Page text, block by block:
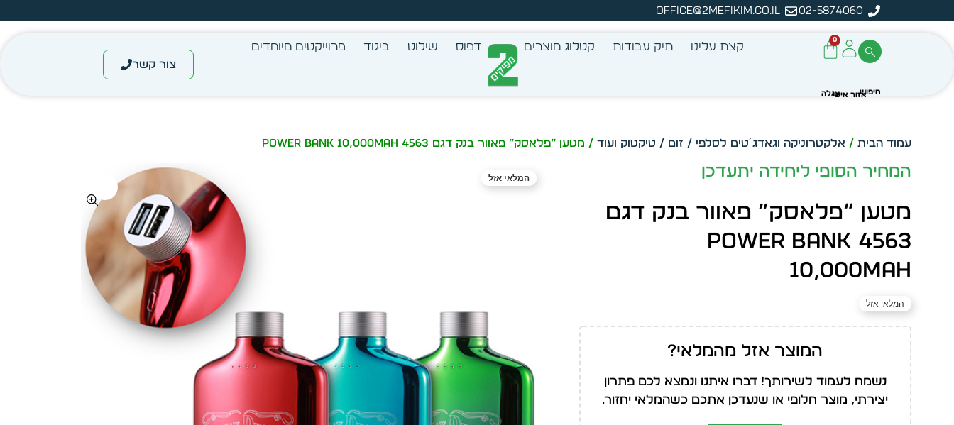
02-5874060
office@2mefikim.co.il
מיידית מתוך מלאי קיים
עצב בעצמך - הכן הדמייה לכל פריט בקלות מחיר מיידי- מותאם לפי כמות
0
קצת עלינו תיק עבודות קטלוג מוצרים דפוס שילוט ביגוד פרוייקטים מיוחדים
צור קשר
עמוד הבית / אלקטרוניקה וגאדג´טים לסלפי / זום / טיקטוק ועוד / מטען “פלאסק” פאוור בנק דגם 4563 POWER BANK 10,000MAH
מטען “פלאסק” פאוור בנק דגם
4563 POWER BANK
10,000MAH
המלאי אזל
המוצר אזל מהמלאי?
נשמח לעמוד לשירותך! דברו איתנו ונמצא לכם פתרון
יצירתי, מוצר חלופי או שנעדכן אתכם כשהמלאי יחזור.
המחיר הסופי ליחידה יתעדכן המלאי אזל